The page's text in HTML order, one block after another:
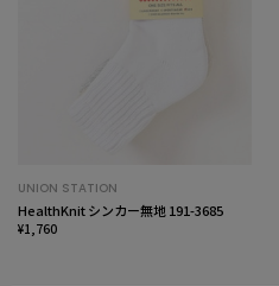
UNION STATION
HealthKnit シンカー無地 191-3685
¥1,760